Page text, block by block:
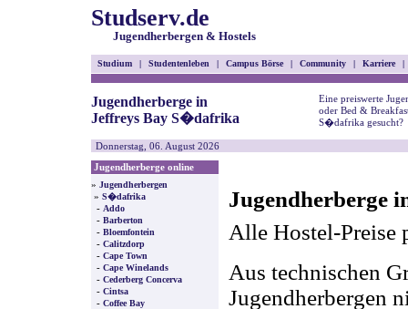
Studserv.de
Jugendherbergen & Hostels
Studium | Studentenleben | Campus Börse | Community | Karriere |
Jugendherberge in
Jeffreys Bay S�dafrika
Eine preiswerte
oder Bed &
S�dafrika gesucht?
Donnerstag, 06. August 2026
Jugendherberge online
» Jugendherbergen
» S�dafrika
- Addo
- Barberton
- Bloemfontein
- Calitzdorp
- Cape Town
- Cape Winelands
- Cederberg Concerva
- Cintsa
- Coffee Bay
Jugendherberge
Alle Hostel-Preise
Aus technischen
Jugendherbergen